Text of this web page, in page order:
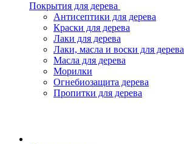
Покрытия для дерева
Антисептики для дерева
Краски для дерева
Лаки для дерева
Лаки, масла и воски для дерева
Масла для дерева
Морилки
Огнебиозащита дерева
Пропитки для дерева